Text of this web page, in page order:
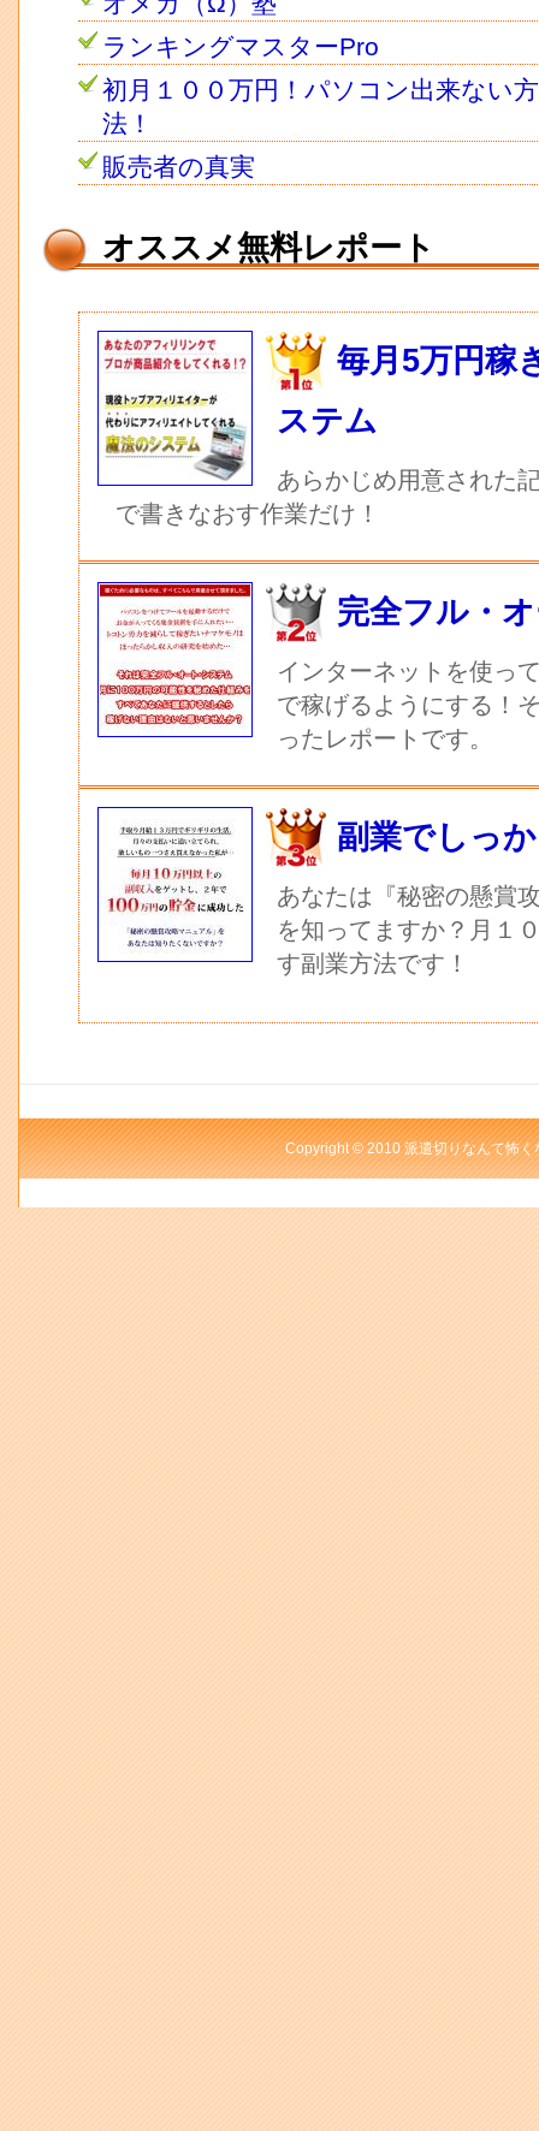
ランキングマスターPro
初月１００万円！パソコン出来ない
法！
販売者の真実
オススメ無料レポート
毎月5万円稼
ステム
あらかじめ用意された
で書きなおす作業だけ！
完全フル・
インターネットを使っ
で稼げるようにする！
ったレポートです。
副業でしっ
あなたは『秘密の懸賞
を知ってますか？月１
す副業方法です！
Copyright © 2010 派遣切りなんて怖